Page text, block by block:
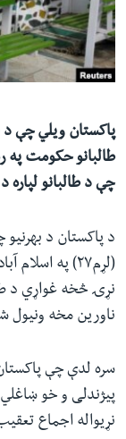
شئ
لټون
ځای
لاړ
شئ
له مونږ سره په تماس کې
ژبې
پاکستان ویلي چې د
طالبانو حکومت په
چې د طالبانو
(لړم۲۷) په
نړۍ څخه غواړي د
ناورین مخه ونیول
سره لدې چې
پیژندلی و خو
نړیواله اجماع